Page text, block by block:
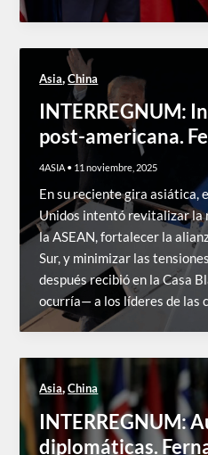
Asia,China
INTERREGNUM:
post-americana.
4ASIA • 11 noviembre, 2025
En su reciente gira asiática,
Unidos intentó revitalizar la
la ASEAN, fortalecer la
Sur, y minimizar las
después recibió en la Casa
ocurría— a los líderes de las
Asia,China
INTERREGNUM:
diplomáticas.